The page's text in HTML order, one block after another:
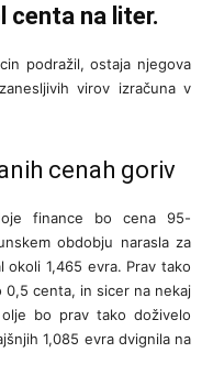
centa na liter.
podražil, ostaja njegova
virov izračuna v
cenah goriv
finance bo cena 95-
obdobju narasla za
1,465 evra. Prav tako
centa, in sicer na nekaj
bo prav tako doživelo
1,085 evra dvignila na